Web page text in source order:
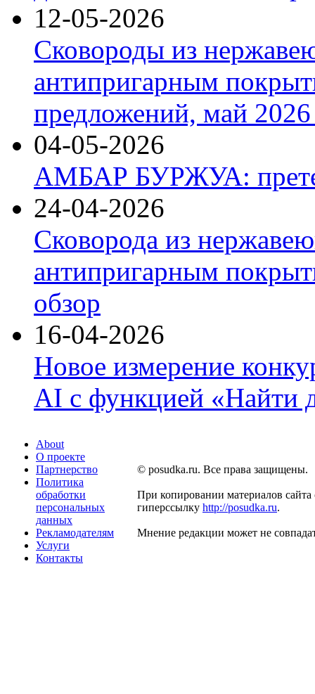
12-05-2026
Сковороды из
антипригарным
предложений, май 2026
04-05-2026
АМБАР БУРЖУА:
24-04-2026
Сковорода из
антипригарным
обзор
16-04-2026
Новое измерение
AI с функцией «Найти
About
О проекте
Партнерство
Политика
обработки
персональных
данных
Рекламодателям
Услуги
Контакты
© posudka.ru. Все права защищены.
При копировании материалов сайта
гиперссылку http://posudka.ru.
Мнение редакции может не